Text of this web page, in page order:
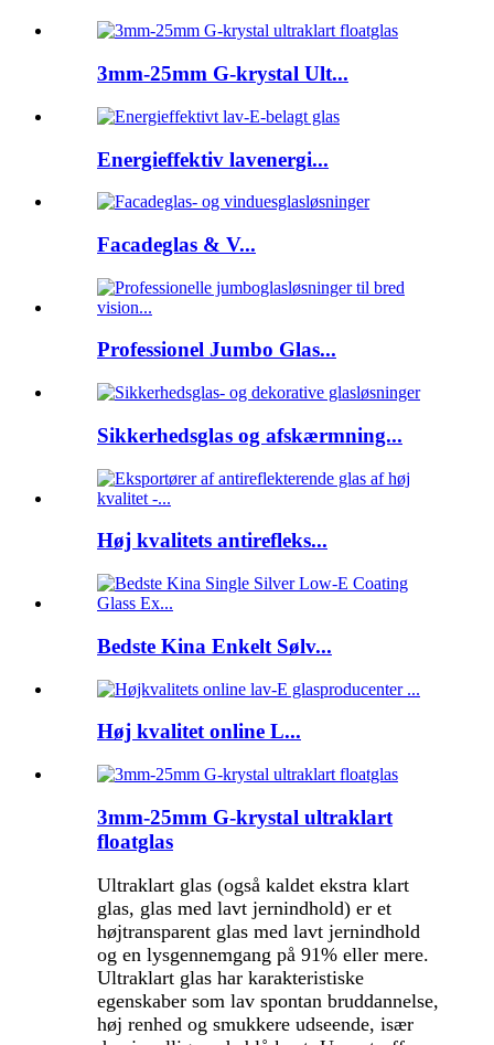
3mm-25mm G-krystal Ult...
Energieffektiv lavenergi...
Facadeglas & V...
Professionel Jumbo Glas...
Sikkerhedsglas og afskærmning...
Høj kvalitets antirefleks...
Bedste Kina Enkelt Sølv...
Høj kvalitet online L...
3mm-25mm G-krystal ultraklart
floatglas
Ultraklart glas (også kaldet ekstra klart
glas, glas med lavt jernindhold) er et
højtransparent glas med lavt jernindhold
og en lysgennemgang på 91% eller mere.
Ultraklart glas har karakteristiske
egenskaber som lav spontan bruddannelse,
høj renhed og smukkere udseende, især